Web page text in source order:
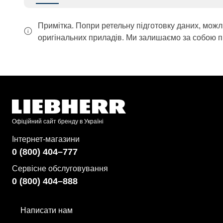
Примітка. Попри ретельну підготовку даних,
оригінальних приладів. Ми залишаємо за собою
Офіційний сайт бренду в Україні
Інтернет-магазини
0 (800) 404–777
Сервісне обслуговування
0 (800) 404–888
Написати нам